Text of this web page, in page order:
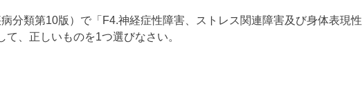
分類第10版）で「F4.神経症性障害、ストレス関連障害及び身体表現性
、正しいものを1つ選びなさい。